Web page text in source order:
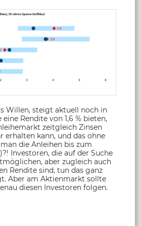
Willen, steigt aktuell noch in
eine Rendite von 1,6 % bieten,
zeitgleich Zinsen
erhalten kann, und das ohne
die Anleihen bis zum
Investoren, die auf der Suche
aber zugleich auch
Rendite sind, tun das ganz
Aber am Aktienmarkt sollte
diesen Investoren folgen.